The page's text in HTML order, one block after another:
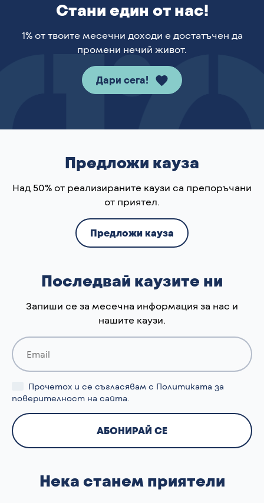
Стани един от нас!
1% от твоите месечни доходи е достатъчен да
промени нечий живот.
Дари сега!
Предложи кауза
Над 50% от реализираните каузи са препоръчани
от приятел.
Предложи кауза
Последвай каузите ни
Запиши се за месечна информация за нас и
нашите каузи.
Прочетох и се съгласявам с Политиката за
поверителност на сайта.
Нека станем приятели